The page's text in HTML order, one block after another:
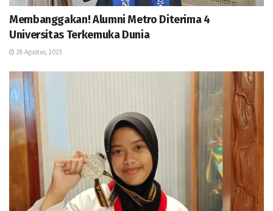
Membanggakan! Alumni Metro Diterima 4
Universitas Terkemuka Dunia
28 Agustus, 2023